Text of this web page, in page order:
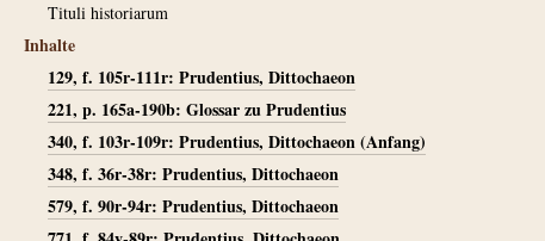
Tituli historiarum
Inhalte
129, f. 105r-111r: Prudentius, Dittochaeon
221, p. 165a-190b: Glossar zu Prudentius
340, f. 103r-109r: Prudentius, Dittochaeon (Anfang)
348, f. 36r-38r: Prudentius, Dittochaeon
579, f. 90r-94r: Prudentius, Dittochaeon